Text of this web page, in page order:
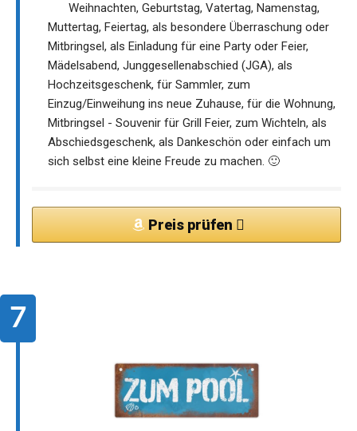
Weihnachten, Geburtstag, Vatertag, Namenstag,
Muttertag, Feiertag, als besondere Überraschung oder
Mitbringsel, als Einladung für eine Party oder Feier,
Mädelsabend, Junggesellenabschied (JGA), als
Hochzeitsgeschenk, für Sammler, zum
Einzug/Einweihung ins neue Zuhause, für die Wohnung,
Mitbringsel - Souvenir für Grill Feier, zum Wichteln, als
Abschiedsgeschenk, als Dankeschön oder einfach um
sich selbst eine kleine Freude zu machen. 🙂
Preis prüfen